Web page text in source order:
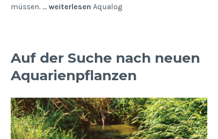
müssen. …weiterlesen Aqualog
Auf der Suche nach neuen
Aquarienpflanzen